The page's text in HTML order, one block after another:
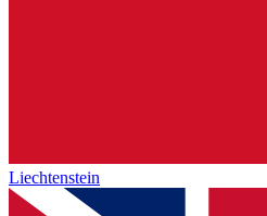
Liechtenstein